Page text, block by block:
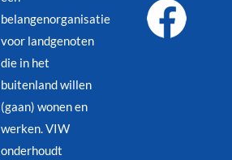
belangenorganisatie
voor landgenoten
die in het
buitenland willen
(gaan) wonen en
werken. VIW
onderhoudt